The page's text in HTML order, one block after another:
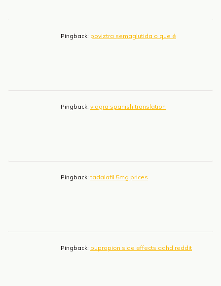
Pingback: poviztra semaglutida o que é
Pingback: viagra spanish translation
Pingback:tadalafil 5mg prices
Pingback: bupropion side effects adhd reddit